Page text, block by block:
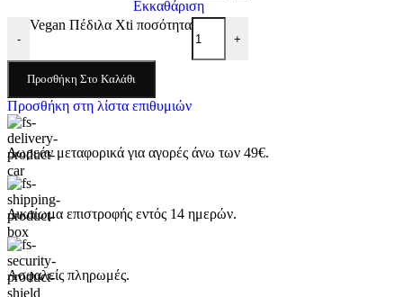
Εκκαθάριση
-
Vegan Πέδιλα Χti ποσότητα
+
Προσθήκη Στο Καλάθι
Προσθήκη στη λίστα επιθυμιών
Δωρεάν μεταφορικά για αγορές άνω των 49€.
Δικαίωμα επιστροφής εντός 14 ημερών.
Ασφαλείς πληρωμές.